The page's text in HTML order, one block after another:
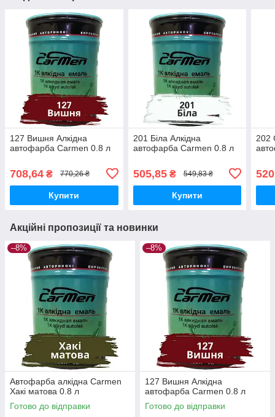
127 Вишня Алкідна
автофарба Carmen 0.8 л
708,64 ₴ 770,26 ₴
Купити
201 Біла Алкідна
автофарба Carmen 0.8 л
505,85₴ 549,83 ₴
Купити
202
Акційні пропозиції та новинки
–8%
Автофарба алкідна Carmen
Хакі матова 0.8 л
Готово до відправки
–8%
127 Вишня Алкідна
автофарба Carmen 0.8 л
Готово до відправки